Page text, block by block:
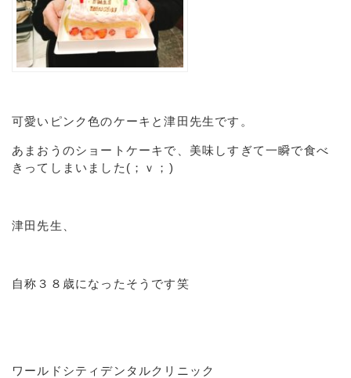
可愛いピンク色のケーキと津田先生です。
あまおうのショートケーキで、美味しすぎて一瞬で食べ
きってしまいました(；ｖ；)
津田先生、
自称３８歳になったそうです笑
ワールドシティデンタルクリニック